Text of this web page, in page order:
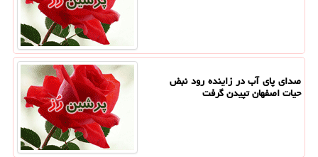
صدای پای آب در زاینده رود نبض
حیات اصفهان تپیدن گرفت